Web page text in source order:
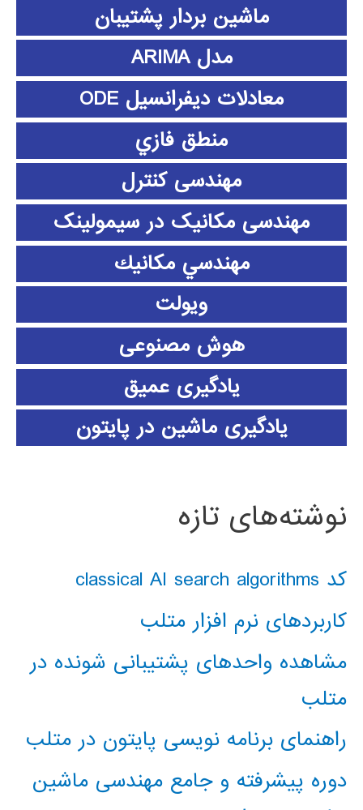
ماشین بردار پشتیبان
مدل ARIMA
معادلات دیفرانسیل ODE
منطق فازي
مهندسی کنترل
مهندسی مکانیک در سیمولینک
مهندسي مكانيك
ویولت
هوش مصنوعی
یادگیری عمیق
یادگیری ماشین در پایتون
نوشته‌های تازه
کد classical AI search algorithms
کاربردهای نرم افزار متلب
مشاهده واحدهای پشتیبانی شونده در
متلب
راهنمای برنامه نویسی پایتون در متلب
دوره پیشرفته و جامع مهندسی ماشین